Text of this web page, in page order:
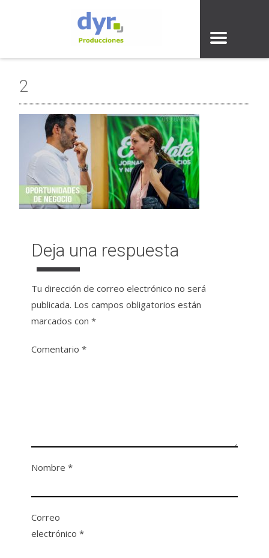
2
Deja una respuesta
Tu dirección de correo electrónico no será
publicada. Los campos obligatorios están
marcados con*
Comentario*
Nombre*
Correo
electrónico*